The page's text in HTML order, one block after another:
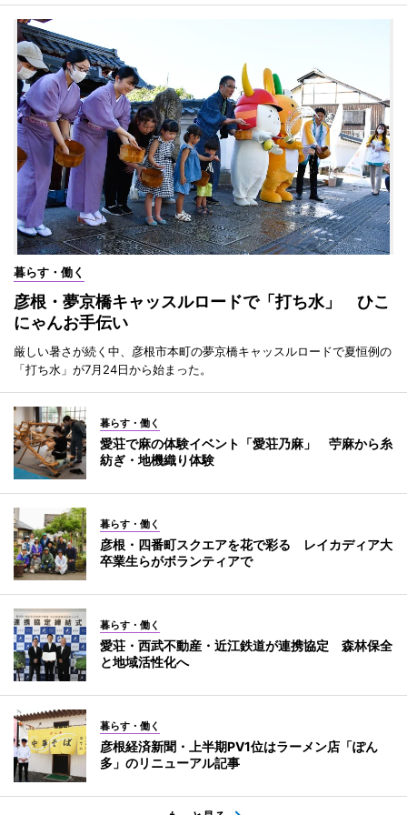
暮らす・働く
彦根・夢京橋キャッスルロードで「打ち水」 ひこ
にゃんお手伝い
厳しい暑さが続く中、彦根市本町の夢京橋キャッスルロードで夏恒例の
「打ち水」が7月24日から始まった。
暮らす・働く
愛荘で麻の体験イベント「愛荘乃麻」 苧麻から糸
紡ぎ・地機織り体験
暮らす・働く
彦根・四番町スクエアを花で彩る レイカディア大
卒業生らがボランティアで
暮らす・働く
愛荘・西武不動産・近江鉄道が連携協定 森林保全
と地域活性化へ
暮らす・働く
彦根経済新聞・上半期PV1位はラーメン店「ぽん
多」のリニューアル記事